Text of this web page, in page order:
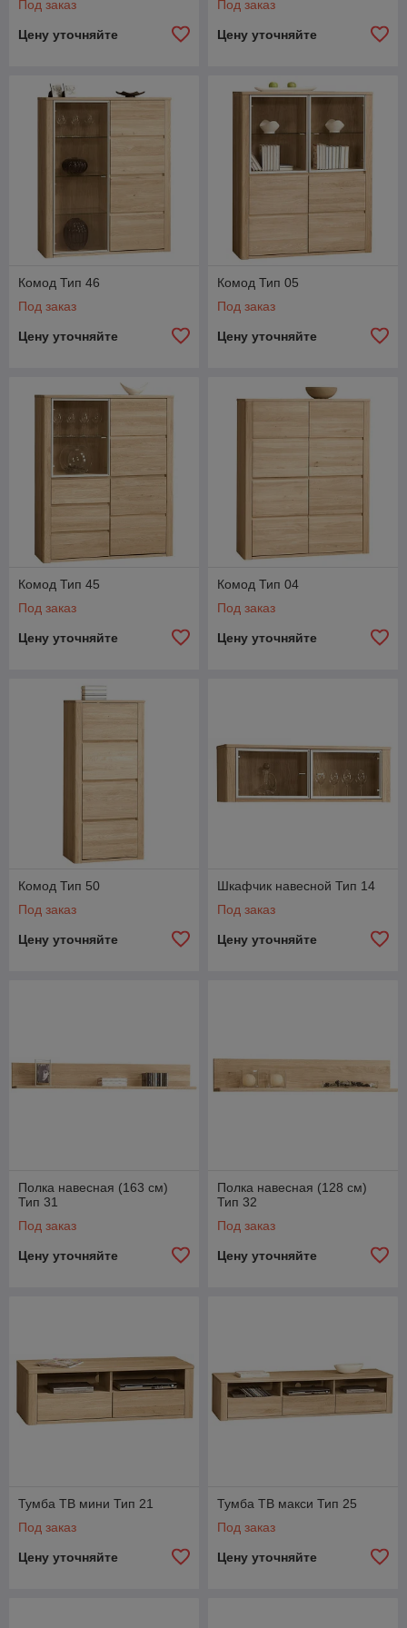
Под заказ
Цену уточняйте
Под заказ
Цену уточняйте
Комод Тип 46
Под заказ
Цену уточняйте
Комод Тип 05
Под заказ
Цену уточняйте
Комод Тип 45
Под заказ
Цену уточняйте
Комод Тип 04
Под заказ
Цену уточняйте
Комод Тип 50
Под заказ
Цену уточняйте
Шкафчик навесной Тип 14
Под заказ
Цену уточняйте
Полка навесная (163 см)
Тип 31
Под заказ
Цену уточняйте
Полка навесная (128 см)
Тип 32
Под заказ
Цену уточняйте
Тумба ТВ мини Тип 21
Под заказ
Цену уточняйте
Тумба ТВ макси Тип 25
Под заказ
Цену уточняйте